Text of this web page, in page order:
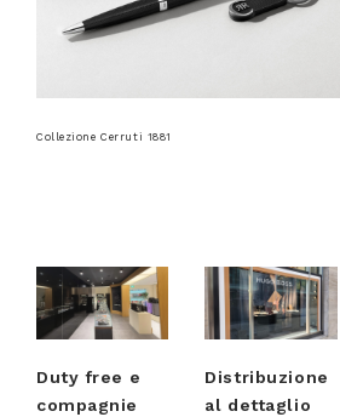
Collezione Cerruti 1881
Duty free e
compagnie
Distribuzione
al dettaglio